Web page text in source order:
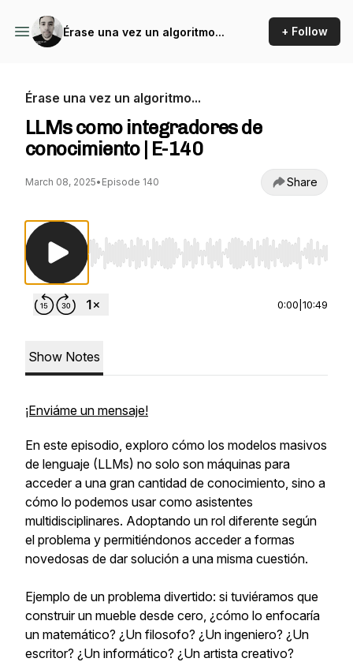
Érase una vez un algoritmo... + Follow
Érase una vez un algoritmo...
LLMs como integradores de
conocimiento | E-140
March 08, 2025• Episode 140 Share
Use Left/Right to seek, Home/End to jump
0:00 10:49
Show Notes
¡Enviáme un mensaje!
En este episodio, exploro cómo los modelos masivos
de lenguaje (LLMs) no solo son máquinas para
acceder a una gran cantidad de conocimiento, sino a
cómo lo podemos usar como asistentes
multidisciplinares. Adoptando un rol diferente según
el problema y permitiéndonos acceder a formas
novedosas de dar solución a una misma cuestión.
Ejemplo de un problema divertido: si tuviéramos que
construir un mueble desde cero, ¿cómo lo enfocaría
un matemático? ¿Un filosofo? ¿Un ingeniero? ¿Un
escritor? ¿Un informático? ¿Un artista creativo?